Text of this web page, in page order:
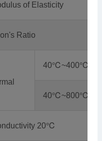
of Elasticity
Ratio
40℃~400℃
40℃~800℃
20℃